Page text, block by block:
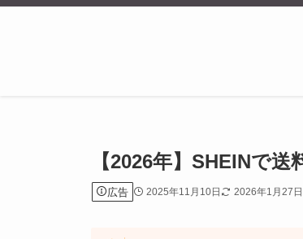
【2026年】SHEINで
広告 2025年11月10日 2026年1月27日